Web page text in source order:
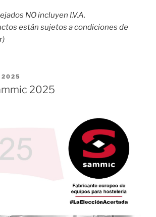
NO incluyen I.V.A.
están sujetos a condiciones de
2025
2025